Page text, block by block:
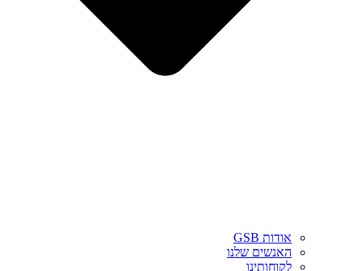
אודות GSB
האנשים שלנו
לקוחותינו